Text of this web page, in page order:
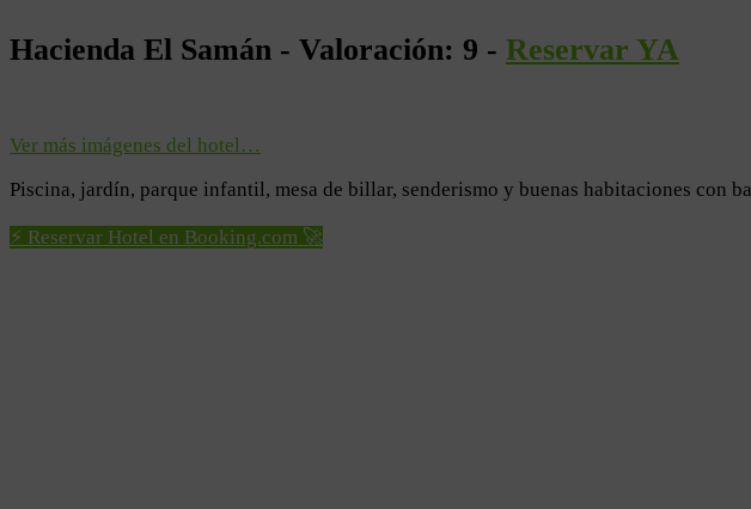
Hacienda El Samán - Valoración: 9 - Reservar YA
Ver más imágenes del hotel…
Piscina, jardín, parque infantil, mesa de billar, senderismo y buenas habitaciones con
⚡ Reservar Hotel en Booking.com 🚀